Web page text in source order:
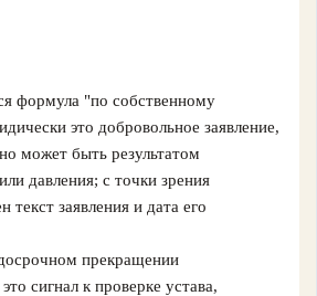
формула "по собственному
это добровольное заявление,
может быть результатом
давления; с точки зрения
текст заявления и дата его
прекращении
сигнал к проверке устава,